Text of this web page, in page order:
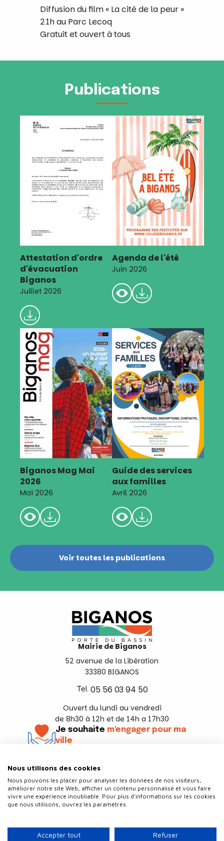
Diffusion du film « La cité de la peur »
21h au Parc Lecoq
Gratuit et ouvert à tous
Publications
Attestation d'ordre
d'évacuation
Biganos
Juillet 2026
Agenda de l'été
Juin 2026
Biganos Mag Mai
2026
Mai 2026
Guide des services
aux familles
Avril 2026
Voir toutes les publications
Mairie de Biganos
52 avenue de la Libération
33380 BIGANOS
Tel. 05 56 03 94 50
Ouvert du lundi au vendredi
de 8h30 à 12h et de 14h a 17h30
Je souhaite m'engager pour ma
ville
Politique de confidentialité
Nous utilisons des cookies
Nous pouvons les placer pour analyser les données de nos visiteurs,
améliorer notre site Web, afficher un contenu personnalisé et vous faire
vivre une expérience inoubliable. Pour plus d'informations sur les cookies
que nous utilisons, ouvrez les paramètres.
Accepter tout Refuser